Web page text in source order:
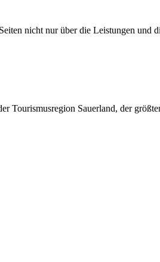
nicht nur über die Leistungen und
Sauerland, der